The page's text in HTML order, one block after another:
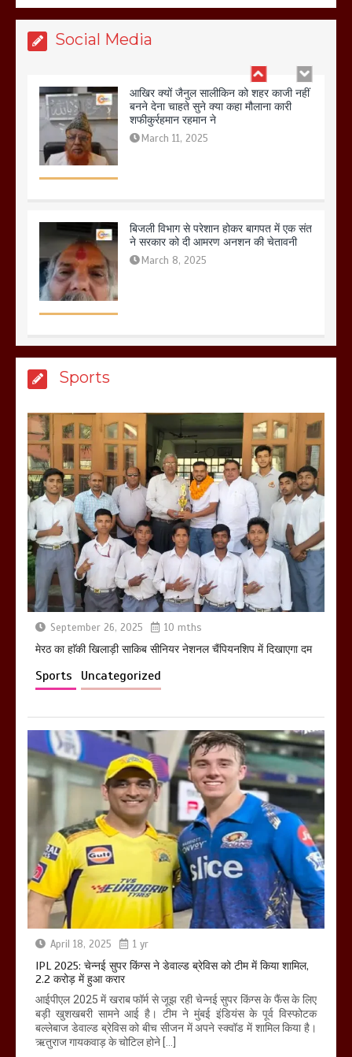
Social Media
March 11, 2025
आखिर क्यों जैनुल सालीकिन को शहर काजी नहीं
बनने देना चाहते सुने क्या कहा मौलाना कारी
शफीकुर्रहमान रहमान ने
March 11, 2025
बिजली विभाग से परेशान होकर बागपत में एक संत
ने सरकार को दी आमरण अनशन की चेतावनी
March 8, 2025
March 6, 2025
होलिका रखने पर लात मार कर होलिका को किया
तहस नहस,मोहल्ले वालों के साथ की गई गाली
गलोच ,कहा अगर रखी गई होली तो होगा खून
खराबा,
March 11, 2025
आखिर क्यों जैनुल सालीकिन को शहर काजी नहीं
बनने देना चाहते सुने क्या कहा मौलाना कारी
March 11, 2025
Sports
September 26, 2025 10 mths
मेरठ का हाॅकी खिलाड़ी साकिब सीनियर नेशनल चैंपियनशिप में दिखाएगा दम
Sports Uncategorized
April 18, 2025 1 yr
IPL 2025: चेन्नई सुपर किंग्स ने डेवाल्ड ब्रेविस को टीम में किया शामिल,
2.2 करोड़ में हुआ करार
आईपीएल 2025 में खराब फॉर्म से जूझ रही चेन्नई सुपर किंग्स के फैंस के लिए
बड़ी खुशखबरी सामने आई है। टीम ने मुंबई इंडियंस के पूर्व विस्फोटक
बल्लेबाज डेवाल्ड ब्रेविस को बीच सीजन में अपने स्क्वॉड में शामिल किया है।
ऋतुराज गायकवाड़ के चोटिल होने […]